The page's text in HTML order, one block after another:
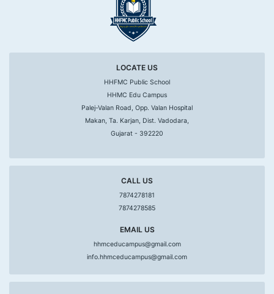
LOCATE US
HHFMC Public School
HHMC Edu Campus
Palej-Valan Road, Opp. Valan Hospital
Makan, Ta. Karjan, Dist. Vadodara,
Gujarat - 392220
CALL US
7874278181
7874278585
EMAIL US
hhmceducampus@gmail.com
info.hhmceducampus@gmail.com